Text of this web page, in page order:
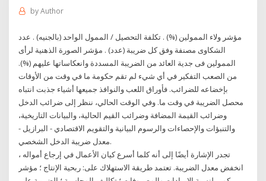
byAuthor
مؤشر ولاء الممولين (%) . تكلفة التحصيل / الممول الواحد (بالجنيه) . عدد
الشكاوى مصنفة وفق كل ضريبة (عدد) . مؤشر الصورة الذهنية لرأى
الممولين فى جدية العائد من الضريبة المسددة وانعكاساتها عليهم (%).
من الصعب التفكير في أي شيء لم تقم حكومة ما في وقت من الأوقات
بإخضاعه للضرائب. فأوراق اللعب والنوافذ جميعها أشياء جذبت انتباه
محصل الضريبة في وقت ما. وفي الوقت الحالي، ننظر إلى ضرائب الدخل
وضرائب القيمة المضافة وضرائب القيم الحالية، والبيانات التاريخية،
والتنبؤات والإحصاءات والرسوم البيانية والتقويم الاقتصادي - البرازيل -
معدل ضريبة الدخل الشخصي.
تجدر الإشارة أيضًا إلى أنه كلما أسرع كيان الأعمال في إرجاع أمواله ،
انخفض معدل الضريبة. تعتمد طريقة الاستهلاك على: ربحية الإنتاج ؛ مؤشر